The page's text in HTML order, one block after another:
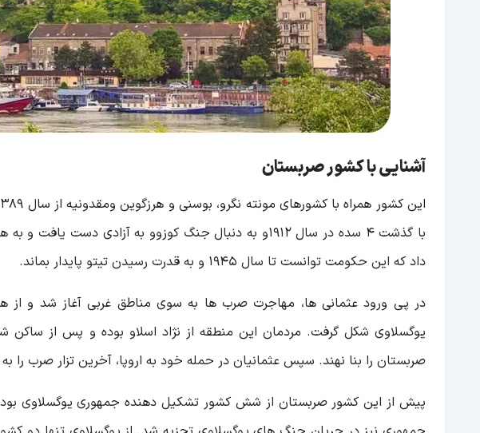
آشنایی با کشور صربستان
با گذشت 4 سده در سال 1912و به دنبال جنگ کوزوو به آزادی
داد که این حکومت توانست تا سال 1945 و به قدرت رسیدن تیتو پایدار بماند.
در پی ورود عثمانی ها، مهاجرت صرب ها به سوی مناطق غربی آغاز شد و
یوگسلاوی شکل گرفت. مردمان این منطقه از نژاد اسلاو بوده و پس از ساکن
صربستان را بنا نهند. سپس عثمانیان در حمله خود به اروپا، آخرین تزار صرب را
پیش از این کشور صربستان از شش کشور تشکیل دهنده جمهوری یوگسلاوی